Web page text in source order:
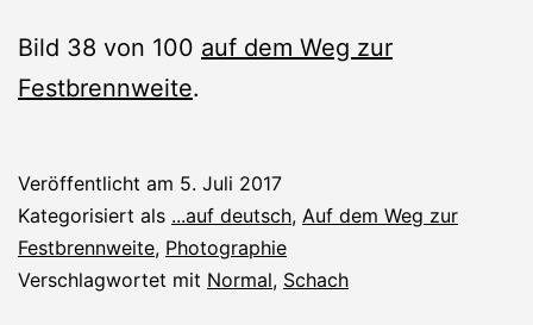
Bild 38 von 100 auf dem Weg zur
Festbrennweite.
Veröffentlicht am 5. Juli 2017
Kategorisiert als ...auf deutsch, Auf dem Weg zur
Festbrennweite, Photographie
Verschlagwortet mit Normal, Schach